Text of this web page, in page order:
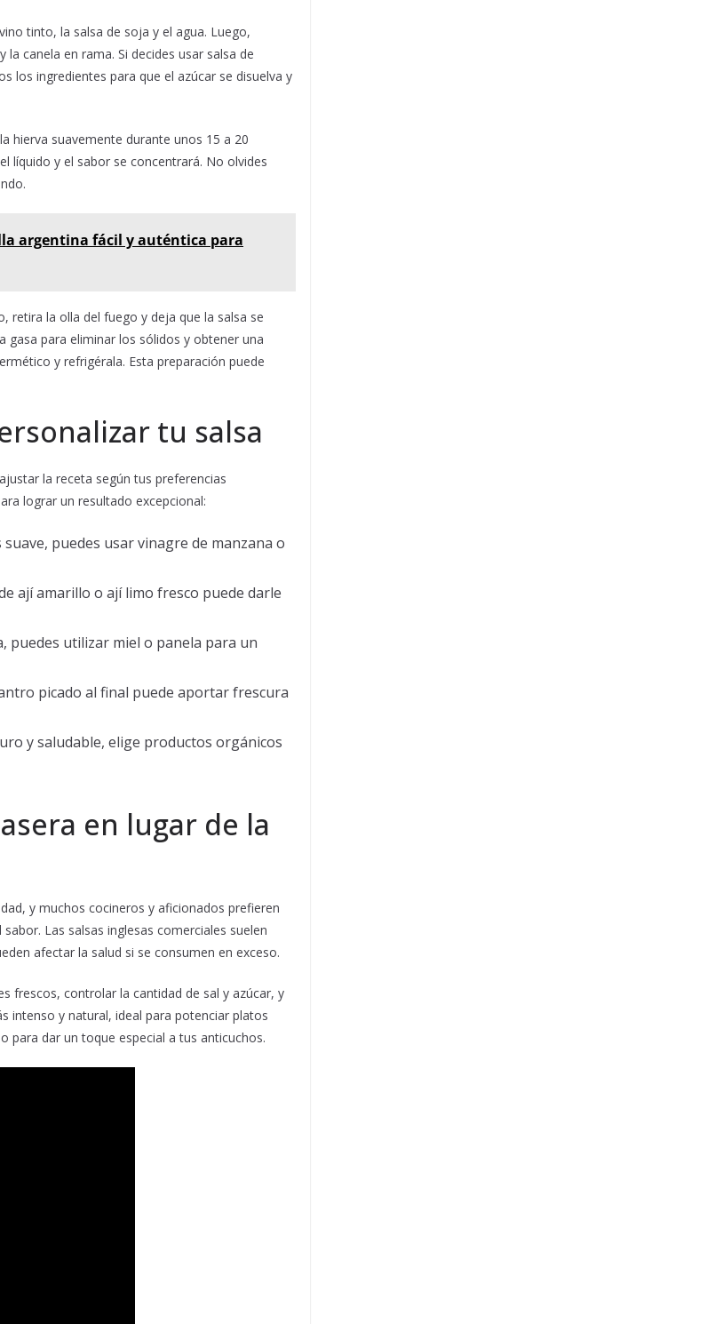
tinto, la salsa de soja y el agua. Luego,
canela en rama. Si decides usar salsa de
los ingredientes para que el azúcar se disuelva y
hierva suavemente durante unos 15 a 20
líquido y el sabor se concentrará. No olvides
argentina fácil y auténtica para
retira la olla del fuego y deja que la salsa se
para eliminar los sólidos y obtener una
y refrigérala. Esta preparación puede
tu salsa
la receta según tus preferencias
lograr un resultado excepcional:
puedes usar vinagre de manzana o
ají amarillo o ají limo fresco puede darle
puedes utilizar miel o panela para un
picado al final puede aportar frescura
y saludable, elige productos orgánicos
en lugar de la
y muchos cocineros y aficionados prefieren
Las salsas inglesas comerciales suelen
afectar la salud si se consumen en exceso.
frescos, controlar la cantidad de sal y azúcar, y
intenso y natural, ideal para potenciar platos
para dar un toque especial a tus anticuchos.